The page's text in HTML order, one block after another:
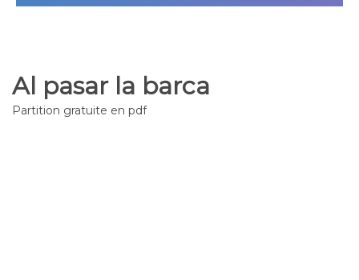
Al pasar la barca
Partition gratuite en pdf